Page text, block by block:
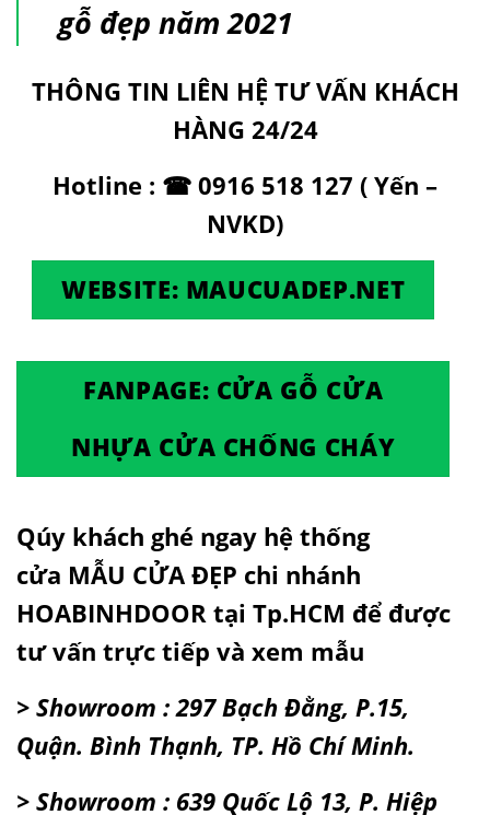
gỗ đẹp năm 2021
THÔNG TIN LIÊN HỆ TƯ VẤN KHÁCH
HÀNG 24/24
Hotline : ☎ 0916 518 127 ( Yến –
NVKD)
WEBSITE: MAUCUADEP.NET
FANPAGE: CỬA GỖ CỬA
NHỰA CỬA CHỐNG CHÁY
Qúy khách ghé ngay hệ thống
cửa MẪU CỬA ĐẸP chi nhánh
HOABINHDOOR tại Tp.HCM để được
tư vấn trực tiếp và xem mẫu
> Showroom : 297 Bạch Đằng, P.15,
Quận. Bình Thạnh, TP. Hồ Chí Minh.
> Showroom : 639 Quốc Lộ 13, P. Hiệp